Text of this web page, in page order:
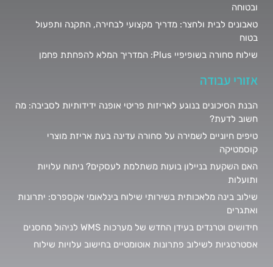
ובטוחה
טאבונים לבית ולחצר: מדריך מקצועי לבחירה, התקנה ותפעול
בטוח
שילוח סחורה בשופיפיי Plus: המדריך המלא להפחתת פחמן
אזורי עבודה
הבנת הסיכונים בנוגע לאריזות פריטי אופנה ידידותיות לסביבה: מה
חשוב לדעת?
טיפים חיוניים לשמירה על סחורה עדינה בעת אריזת מוצרי
קוסמטיקה
האם השקעת בניילון בועות משתלמת לעסקים? ניתוח עלויות
ותועלות
שילוב בינה מלאכותית בשירותי שילוח בינלאומי אקספרס: יתרונות
ואתגרים
חידושים וטרנדים בעידן החדש של מערכות WMS לניהול מחסנים
אסטרטגיות לשילוב פתרונות אוטומטיים בחישוב עלויות שילוח